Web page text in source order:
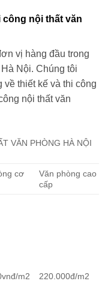
công nội thất văn
vị hàng đầu trong
Nội. Chúng tôi
thiết kế và thi công
nội thất văn
VĂN PHÒNG HÀ NỘI
cơ
Văn phòng cao
cấp
m2 220.000đ/m2